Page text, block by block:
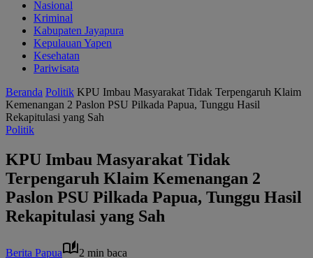
Nasional
Kriminal
Kabupaten Jayapura
Kepulauan Yapen
Kesehatan
Pariwisata
Beranda Politik KPU Imbau Masyarakat Tidak Terpengaruh Klaim
Kemenangan 2 Paslon PSU Pilkada Papua, Tunggu Hasil
Rekapitulasi yang Sah
Politik
KPU Imbau Masyarakat Tidak
Terpengaruh Klaim Kemenangan 2
Paslon PSU Pilkada Papua, Tunggu Hasil
Rekapitulasi yang Sah
Berita Papua
2 min baca